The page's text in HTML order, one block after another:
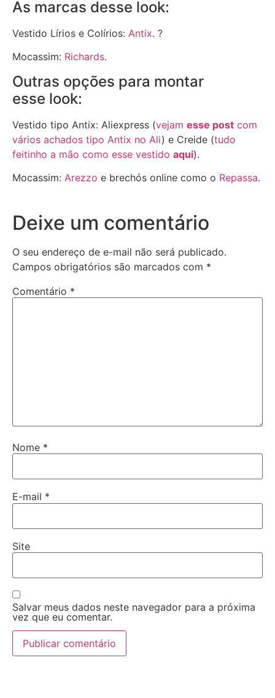
As marcas desse look:
Vestido Lírios e Colírios: Antix. ?
Mocassim: Richards.
Outras opções para montar
esse look:
Vestido tipo Antix: Aliexpress (vejam esse post com
vários achados tipo Antix no Ali) e Creide (tudo
feitinho a mão como esse vestido aqui).
Mocassim: Arezzo e brechós online como o Repassa.
Deixe um comentário
O seu endereço de e-mail não será publicado.
Campos obrigatórios são marcados com *
Comentário *
Nome *
E-mail *
Site
Salvar meus dados neste navegador para a próxima
vez que eu comentar.